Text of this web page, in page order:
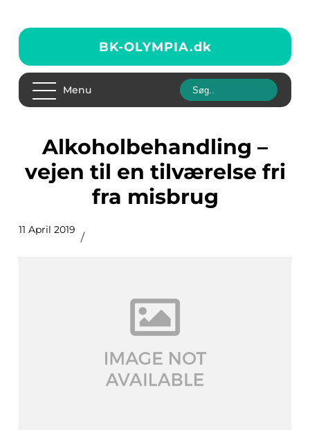
BK-OLYMPIA.dk
Menu
Alkoholbehandling –
vejen til en tilværelse fri
fra misbrug
11 April 2019